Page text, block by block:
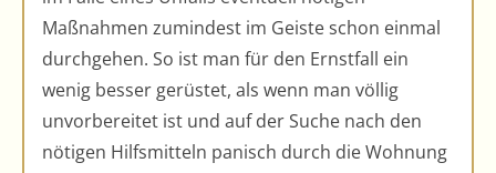
Maßnahmen zumindest im Geiste schon einmal
durchgehen. So ist man für den Ernstfall ein
wenig besser gerüstet, als wenn man völlig
unvorbereitet ist und auf der Suche nach den
nötigen Hilfsmitteln panisch durch die Wohnung